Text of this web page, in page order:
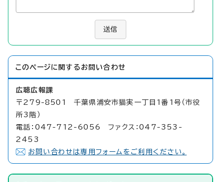
送信
このページに関する お問い合わせ
広聴広報課
〒279-8501 千葉県浦安市猫実一丁目1番1号（市役
所3階）
電話：047-712-6056 ファクス：047-353-
2453
お問い合わせは専用フォームをご利用ください。